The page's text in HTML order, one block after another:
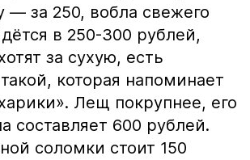
— за 250, вобла свежего
в 250-300 рублей,
за сухую, есть
которая напоминает
Лещ покрупнее, его
составляет 600 рублей.
соломки стоит 150